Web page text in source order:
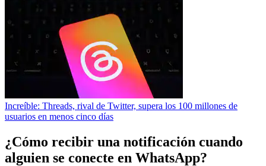
Increíble: Threads, rival de Twitter, supera los 100 millones de
usuarios en menos cinco días
¿Cómo recibir una notificación cuando
alguien se conecte en WhatsApp?